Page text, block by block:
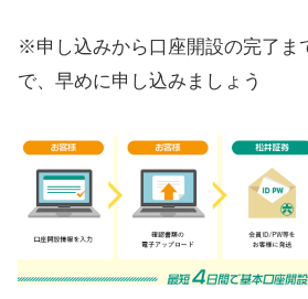
※申し込みから口座開設の完了ま
で、早めに申し込みましょう